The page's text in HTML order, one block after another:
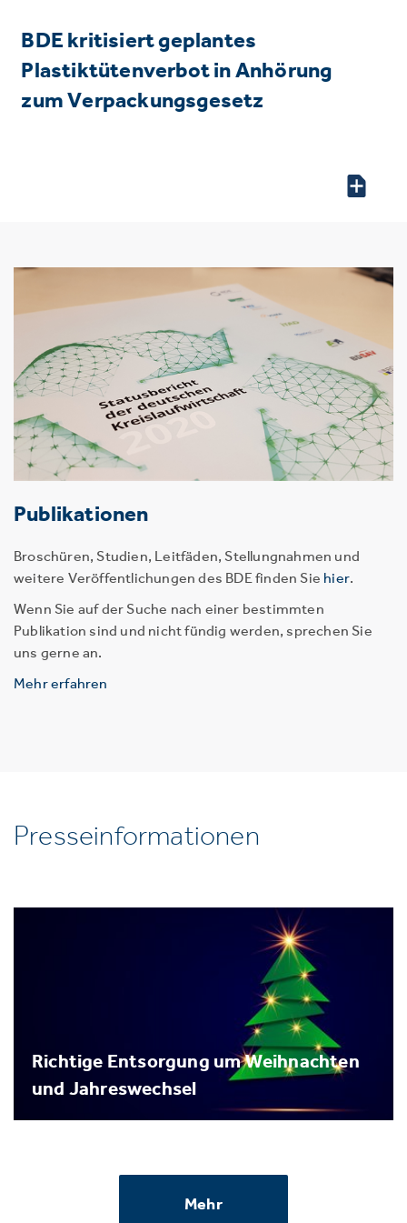
BDE kritisiert geplantes
Plastiktütenverbot in Anhörung
zum Verpackungsgesetz
Publikationen
Broschüren, Studien, Leitfäden, Stellungnahmen und
weitere Veröffentlichungen des BDE finden Sie hier.
Wenn Sie auf der Suche nach einer bestimmten
Publikation sind und nicht fündig werden, sprechen Sie
uns gerne an.
Mehr erfahren
Presseinformationen
Richtige Entsorgung um Weihnachten
und Jahreswechsel
Mehr